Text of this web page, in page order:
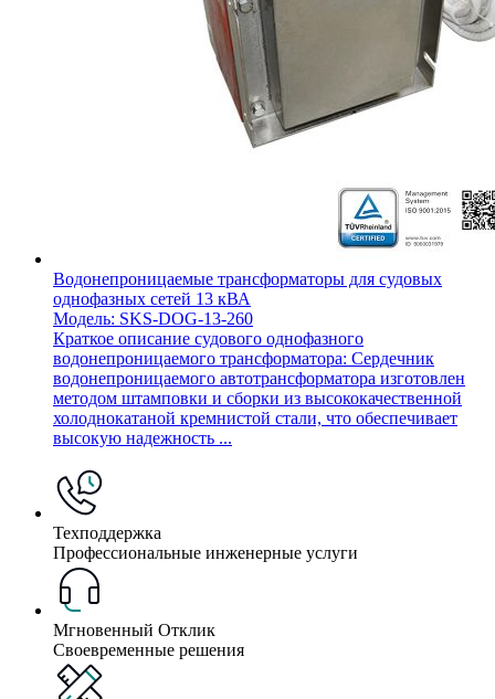
Водонепроницаемые трансформаторы для судовых
однофазных сетей 13 кВА
Модель: SKS-DOG-13-260
Краткое описание судового однофазного
водонепроницаемого трансформатора: Сердечник
водонепроницаемого автотрансформатора изготовлен
методом штамповки и сборки из высококачественной
холоднокатаной кремнистой стали, что обеспечивает
высокую надежность ...
Техподдержка
Профессиональные инженерные услуги
Мгновенный Отклик
Своевременные решения